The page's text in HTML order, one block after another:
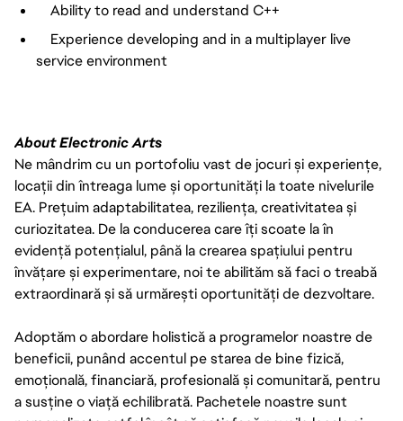
Ability to read and understand C++
Experience developing and in a multiplayer live
service environment
About Electronic Arts
Ne mândrim cu un portofoliu vast de jocuri și experiențe,
locații din întreaga lume și oportunități la toate nivelurile
EA. Prețuim adaptabilitatea, reziliența, creativitatea și
curiozitatea. De la conducerea care îți scoate la în
evidență potențialul, până la crearea spațiului pentru
învățare și experimentare, noi te abilităm să faci o treabă
extraordinară și să urmărești oportunități de dezvoltare.
Adoptăm o abordare holistică a programelor noastre de
beneficii, punând accentul pe starea de bine fizică,
emoțională, financiară, profesională și comunitară, pentru
a susține o viață echilibrată. Pachetele noastre sunt